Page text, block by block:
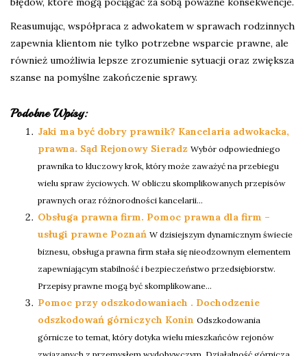
Reasumując, współpraca z adwokatem w sprawach rodzinnych
zapewnia klientom nie tylko potrzebne wsparcie prawne, ale
również umożliwia lepsze zrozumienie sytuacji oraz zwiększa
szanse na pomyślne zakończenie sprawy.
Podobne Wpisy:
Jaki ma być dobry prawnik? Kancelaria adwokacka,
prawna. Sąd Rejonowy Sieradz Wybór odpowiedniego
prawnika to kluczowy krok, który może zaważyć na przebiegu
wielu spraw życiowych. W obliczu skomplikowanych przepisów
prawnych oraz różnorodności kancelarii...
Obsługa prawna firm. Pomoc prawna dla firm –
usługi prawne Poznań W dzisiejszym dynamicznym świecie
biznesu, obsługa prawna firm stała się nieodzownym elementem
zapewniającym stabilność i bezpieczeństwo przedsiębiorstw.
Przepisy prawne mogą być skomplikowane...
Pomoc przy odszkodowaniach . Dochodzenie
odszkodowań górniczych Konin Odszkodowania
górnicze to temat, który dotyka wielu mieszkańców rejonów